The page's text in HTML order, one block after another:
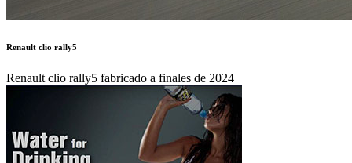
Renault clio rally5
Renault clio rally5 fabricado a finales de 2024